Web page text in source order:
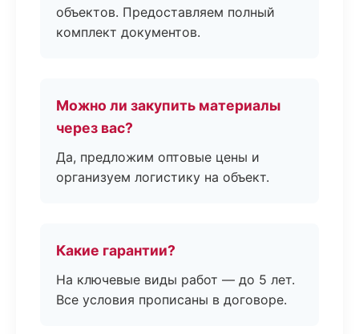
объектов. Предоставляем полный
комплект документов.
Можно ли закупить материалы
через вас?
Да, предложим оптовые цены и
организуем логистику на объект.
Какие гарантии?
На ключевые виды работ — до 5 лет.
Все условия прописаны в договоре.